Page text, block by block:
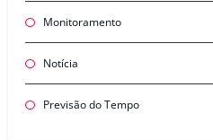
Monitoramento
Notícia
Previsão do Tempo